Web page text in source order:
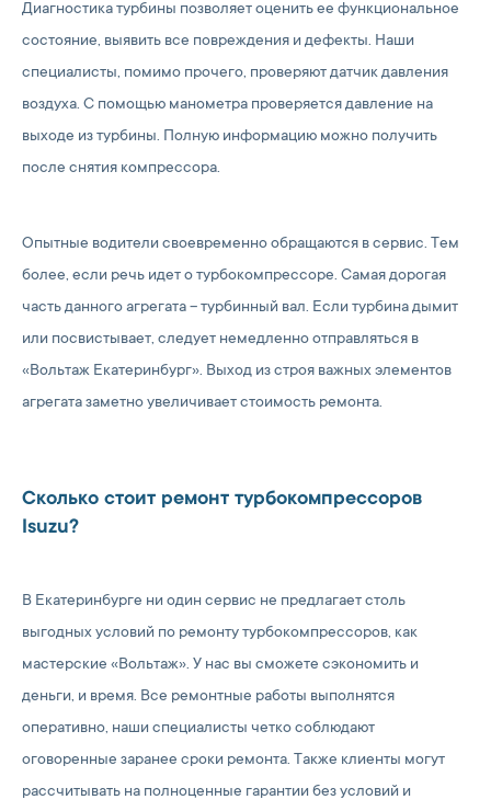
Диагностика турбины позволяет оценить ее функциональное
состояние, выявить все повреждения и дефекты. Наши
специалисты, помимо прочего, проверяют датчик давления
воздуха. С помощью манометра проверяется давление на
выходе из турбины. Полную информацию можно получить
после снятия компрессора.
Опытные водители своевременно обращаются в сервис. Тем
более, если речь идет о турбокомпрессоре. Самая дорогая
часть данного агрегата – турбинный вал. Если турбина дымит
или посвистывает, следует немедленно отправляться в
«Вольтаж Екатеринбург». Выход из строя важных элементов
агрегата заметно увеличивает стоимость ремонта.
Сколько стоит ремонт турбокомпрессоров
Isuzu?
В Екатеринбурге ни один сервис не предлагает столь
выгодных условий по ремонту турбокомпрессоров, как
мастерские «Вольтаж». У нас вы сможете сэкономить и
деньги, и время. Все ремонтные работы выполнятся
оперативно, наши специалисты четко соблюдают
оговоренные заранее сроки ремонта. Также клиенты могут
рассчитывать на полноценные гарантии без условий и